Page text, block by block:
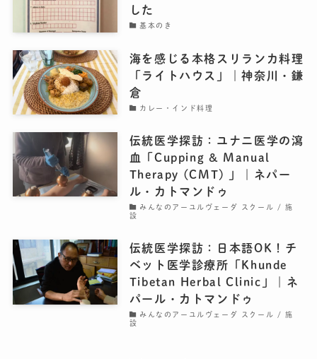
した
基本のき
海を感じる本格スリランカ料理
「ライトハウス」｜神奈川・鎌
倉
カレー・インド料理
伝統医学探訪：ユナニ医学の瀉
血「Cupping & Manual
Therapy (CMT) 」｜ネパー
ル・カトマンドゥ
みんなのアーユルヴェーダ スクール / 施
設
伝統医学探訪：日本語OK！チ
ベット医学診療所「Khunde
Tibetan Herbal Clinic」｜ネ
パール・カトマンドゥ
みんなのアーユルヴェーダ スクール / 施
設